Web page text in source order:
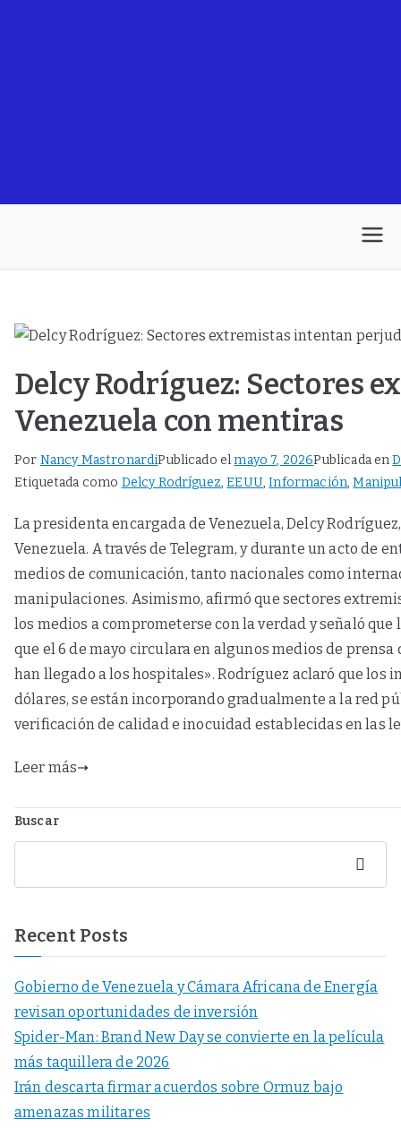
Delcy Rodríguez: Sectores
Venezuela con mentiras
Por Nancy MastronardiPublicado elmayo 7, 2026Publicada en
Etiquetada como Delcy Rodríguez,EEUU,Información,
La presidenta encargada de Venezuela, Delcy
Venezuela. A través de Telegram, y durante un acto de
medios de comunicación, tanto nacionales como
manipulaciones. Asimismo, afirmó que sectores
los medios a comprometerse con la verdad y señaló
que el 6 de mayo circulara en algunos medios de
han llegado a los hospitales». Rodríguez aclaró que los
dólares, se están incorporando gradualmente a la red
verificación de calidad e inocuidad establecidas en las
Leer más
Buscar
Buscar
Recent Posts
Gobierno de Venezuela y Cámara Africana de Energía
revisan oportunidades de inversión
Spider-Man: Brand New Day se convierte en la película
más taquillera de 2026
Irán descarta firmar acuerdos sobre Ormuz bajo
amenazas militares